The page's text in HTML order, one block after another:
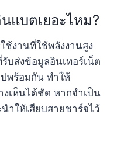
แบตเยอะไหม?
ช้งานที่ใช้พลังงานสูง
บส่งข้อมูลอินเทอร์เน็ต
พร้อมกัน ทำให้
งเห็นได้ชัด หากจำเป็น
ำให้เสียบสายชาร์จไว้